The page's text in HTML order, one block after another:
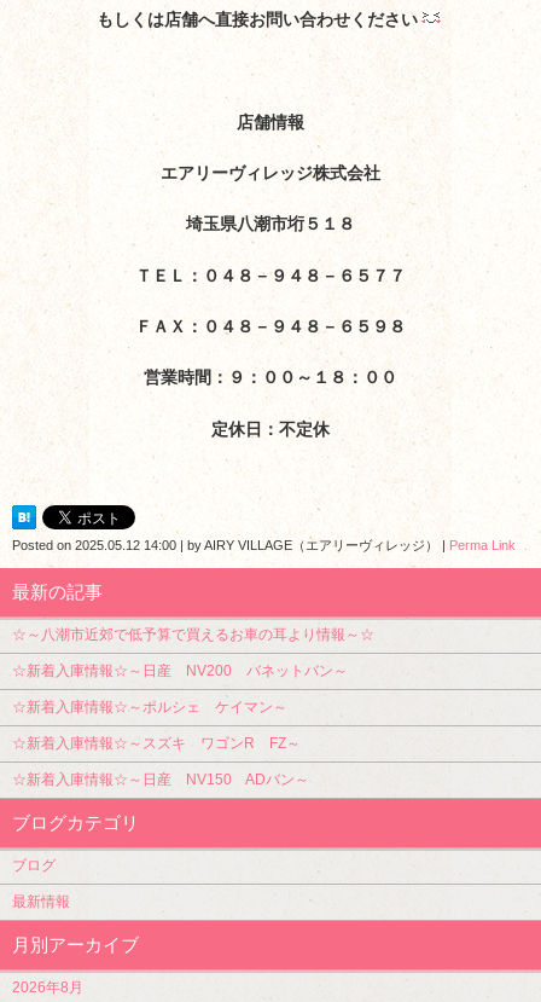
もしくは店舗へ直接お問い合わせください
店舗情報
エアリーヴィレッジ株式会社
埼玉県八潮市垳５１８
ＴＥＬ：０４８－９４８－６５７７
ＦＡＸ：０４８－９４８－６５９８
営業時間：９：００～１８：００
定休日：不定休
Posted on 2025.05.12 14:00 | byAIRY VILLAGE（エアリーヴィレッジ） | Perma Link
最新の記事
☆～八潮市近郊で低予算で買えるお車の耳より情報～☆
☆新着入庫情報☆～日産 NV200 バネットバン～
☆新着入庫情報☆～ポルシェ ケイマン～
☆新着入庫情報☆～スズキ ワゴンR FZ～
☆新着入庫情報☆～日産 NV150 ADバン～
ブログカテゴリ
ブログ
最新情報
月別アーカイブ
2026年8月